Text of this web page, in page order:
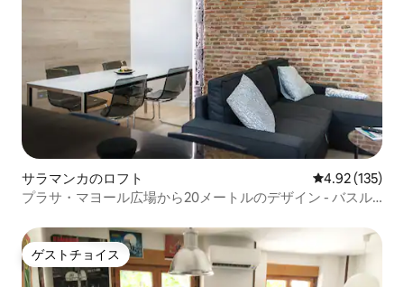
サラマンカのロフト レビュー135
4.92 (135)
プラサ・マヨール広場から20メートルのデザイン - バスル
ゲストチョイス
ゲストチョイス